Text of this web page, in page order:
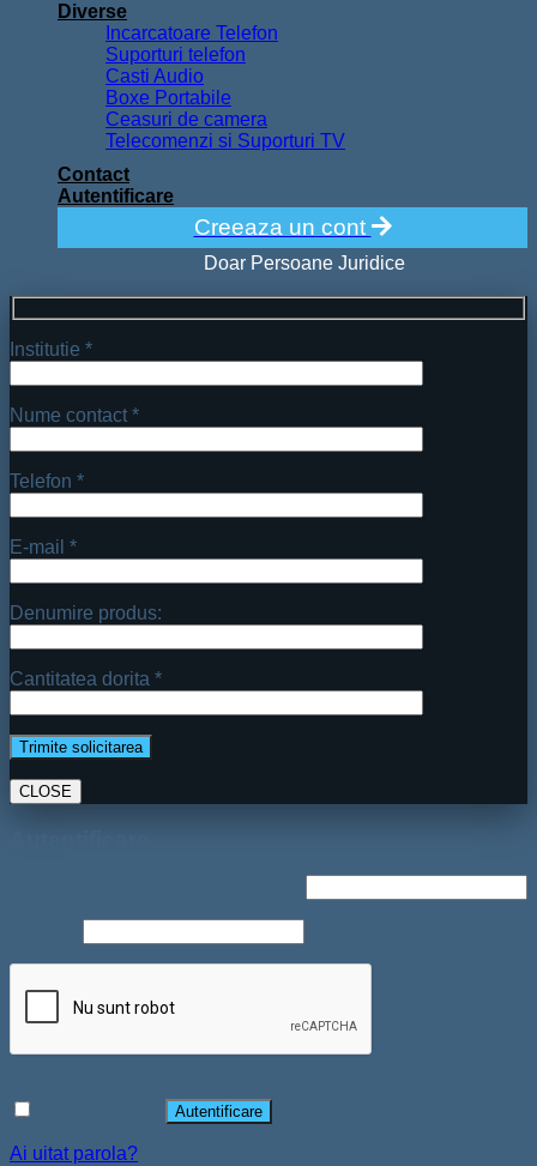
Diverse
Incarcatoare Telefon
Suporturi telefon
Casti Audio
Boxe Portabile
Ceasuri de camera
Telecomenzi si Suporturi TV
Contact
Autentificare
Creeaza un cont
Doar Persoane Juridice
Institutie *
Nume contact *
Telefon *
E-mail *
Denumire produs:
Cantitatea dorita *
CLOSE
Autentificare
Ai uitat parola?